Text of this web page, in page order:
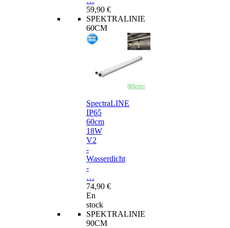
59,90 €
SPEKTRALINIE
60CM
SpectraLINE
IP65
60cm
18W
V2
-
Wasserdicht
-
…
74,90 €
En
stock
SPEKTRALINIE
90CM